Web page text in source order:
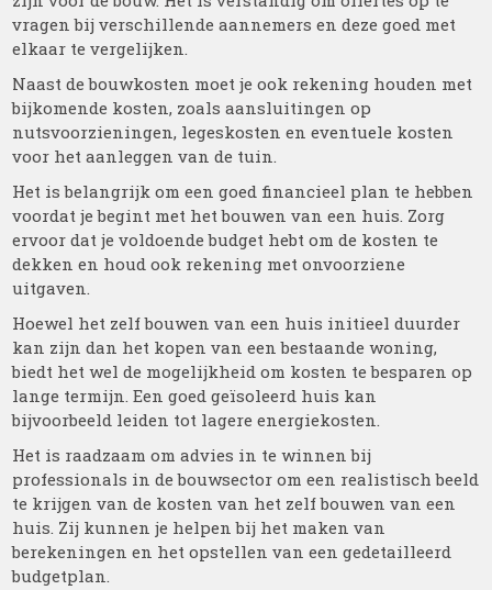
vragen bij verschillende aannemers en deze goed met
elkaar te vergelijken.
Naast de bouwkosten moet je ook rekening houden met
bijkomende kosten, zoals aansluitingen op
nutsvoorzieningen, legeskosten en eventuele kosten
voor het aanleggen van de tuin.
Het is belangrijk om een goed financieel plan te hebben
voordat je begint met het bouwen van een huis. Zorg
ervoor dat je voldoende budget hebt om de kosten te
dekken en houd ook rekening met onvoorziene
uitgaven.
Hoewel het zelf bouwen van een huis initieel duurder
kan zijn dan het kopen van een bestaande woning,
biedt het wel de mogelijkheid om kosten te besparen op
lange termijn. Een goed geïsoleerd huis kan
bijvoorbeeld leiden tot lagere energiekosten.
Het is raadzaam om advies in te winnen bij
professionals in de bouwsector om een realistisch beeld
te krijgen van de kosten van het zelf bouwen van een
huis. Zij kunnen je helpen bij het maken van
berekeningen en het opstellen van een gedetailleerd
budgetplan.